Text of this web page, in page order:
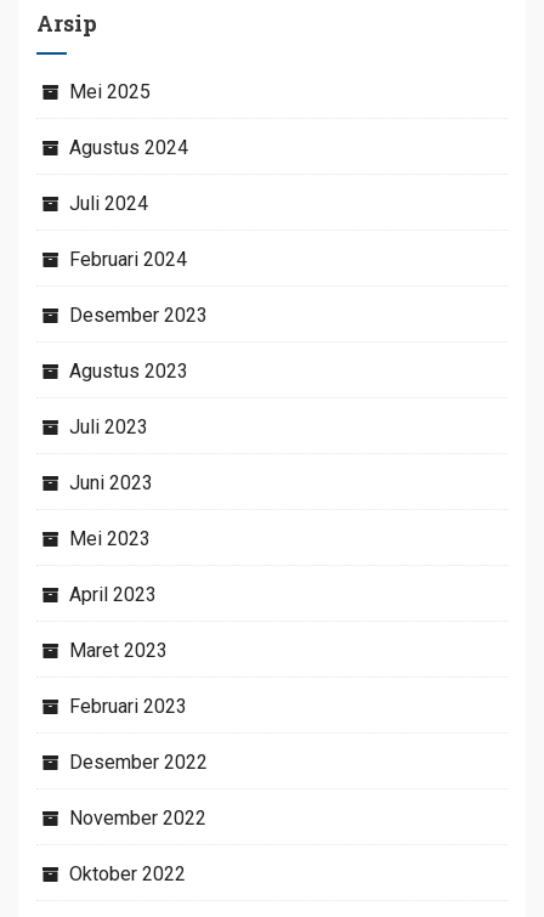
Arsip
Mei 2025
Agustus 2024
Juli 2024
Februari 2024
Desember 2023
Agustus 2023
Juli 2023
Juni 2023
Mei 2023
April 2023
Maret 2023
Februari 2023
Desember 2022
November 2022
Oktober 2022